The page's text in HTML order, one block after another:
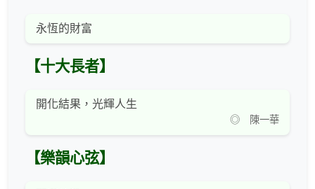
永恆的財富
【十大長者】
開化結果，光輝人生
◎ 陳一華
【樂韻心弦】